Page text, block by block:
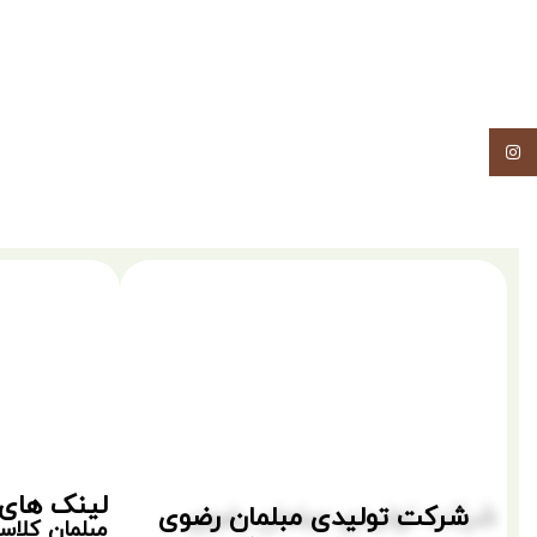
شرکت تولیدی مبلمان رضوی لینک
مبلمان